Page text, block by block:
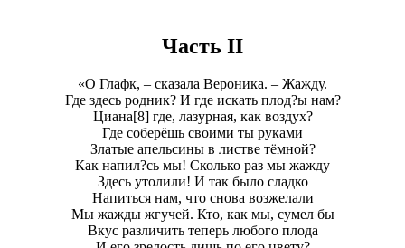
Часть II
«О Глафк, – сказала Вероника. – Жажду.
Где здесь родник? И где искать плод?ы нам?
Циана[8] где, лазурная, как воздух?
Где соберёшь своими ты руками
Златые апельсины в листве тёмной?
Как напил?сь мы! Сколько раз мы жажду
Здесь утолили! И так было сладко
Напиться нам, что снова возжелали
Мы жажды жгучей. Кто, как мы, сумел бы
Вкус различить теперь любого плoда